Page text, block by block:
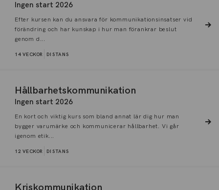
Ingen start 2026
Efter kursen kan du ansvara för kommunikationsinsatser vid
förändring och har kunskap i hur man förankrar beslut
genom d...
14 VECKOR DISTANS
Hållbarhetskommunikation
Ingen start 2026
En kort och viktig kurs som bland annat lär dig hur man
bygger varumärke och kommunicerar hållbarhet. Vi går
igenom etik...
12 VECKOR DISTANS
Kriskommunikation